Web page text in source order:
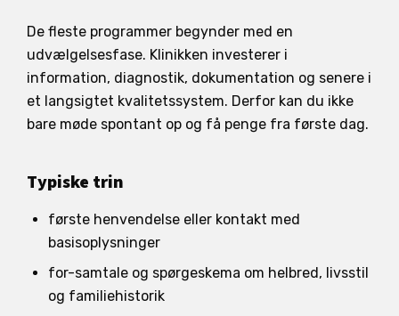
De fleste programmer begynder med en
udvælgelsesfase. Klinikken investerer i
information, diagnostik, dokumentation og senere i
et langsigtet kvalitetssystem. Derfor kan du ikke
bare møde spontant op og få penge fra første dag.
Typiske trin
første henvendelse eller kontakt med
basisoplysninger
for-samtale og spørgeskema om helbred, livsstil
og familiehistorik